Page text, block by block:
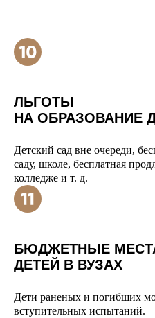
ЛЬГОТЫ
НА ОБРАЗОВАНИЕ
Детский сад вне очереди,
саду, школе, бесплатная
колледже и т. д.
БЮДЖЕТНЫЕ
ДЕТЕЙ В ВУЗАХ
Дети раненых и погибших
вступительных испытаний.